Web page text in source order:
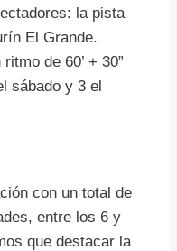
la pista
El Grande.
de 60’ + 30”
sábado y 3 el
con un total de
entre los 6 y
que destacar la